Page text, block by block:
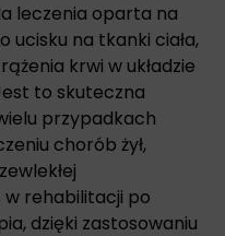
leczenia oparta na
ucisku na tkanki ciała,
krwi w układzie
to skuteczna
przypadkach
chorób żył,
w rehabilitacji po
dzięki zastosowaniu